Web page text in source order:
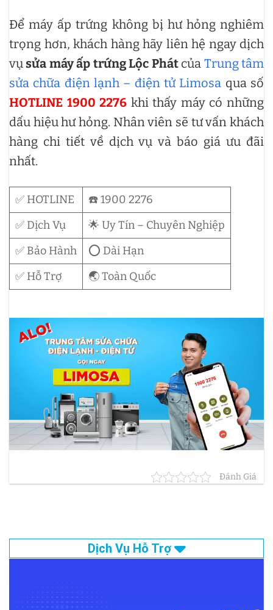
Để máy ấp trứng không bị hư hỏng nghiêm
trọng hơn, khách hàng hãy liên hệ ngay dịch
vụsửa máy ấp trứng Lộc Phátcủa Trung tâm
sửa chữa điện lạnh – điện tử Limosa qua số
HOTLINE 1900 2276 khi thấy máy có những
dấu hiệu hư hỏng. Nhân viên sẽ tư vấn khách
hàng chi tiết về dịch vụ và báo giá ưu đãi
nhất.
✅ HOTLINE
☎️ 1900 2276
✅ Dịch Vụ
🌟 Uy Tín – Chuyên Nghiệp
✅ Bảo Hành
⭕ Dài Hạn
✅ Hỗ Trợ
🌏 Toàn Quốc
Đánh Giá
Dịch Vụ Hỗ Trợ